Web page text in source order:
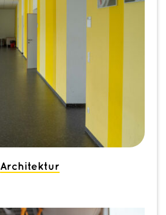
Architektur